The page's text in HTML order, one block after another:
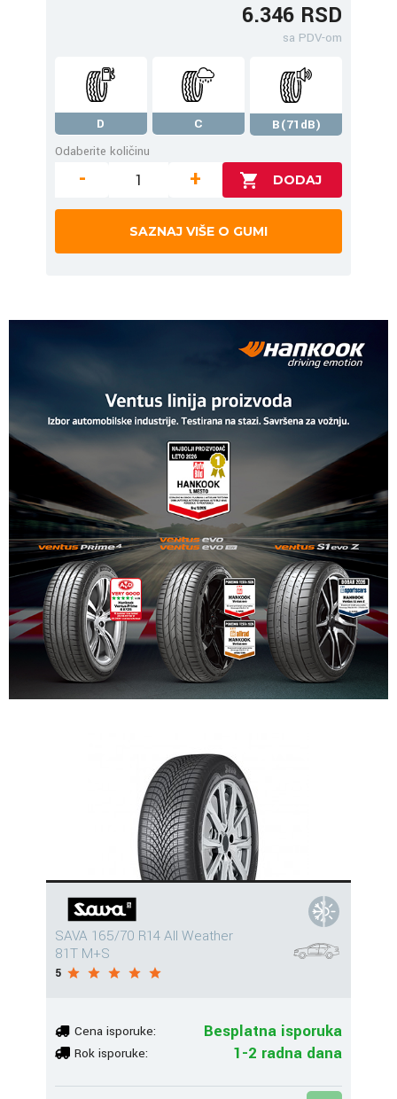
6.346 RSD
sa PDV-om
D C
B(71dB)
Odaberite količinu
- +
SAZNAJ VIŠE O GUMI
SAVA 165/70 R14 All Weather
81T M+S
5
Cena isporuke: Besplatna isporuka
Rok isporuke: 1-2 radna dana